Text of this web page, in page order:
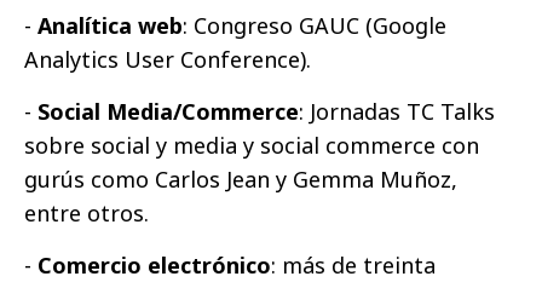
- Analítica web: Congreso GAUC (Google
Analytics User Conference).
- Social Media/Commerce: Jornadas TC Talks
sobre social y media y social commerce con
gurús como Carlos Jean y Gemma Muñoz,
entre otros.
- Comercio electrónico: más de treinta